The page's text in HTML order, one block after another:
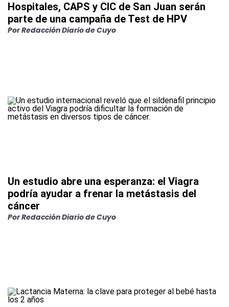
Hospitales, CAPS y CIC de San Juan serán
parte de una campaña de Test de HPV
PorRedacción Diario de Cuyo
Un estudio abre una esperanza: el Viagra
podría ayudar a frenar la metástasis del
cáncer
PorRedacción Diario de Cuyo